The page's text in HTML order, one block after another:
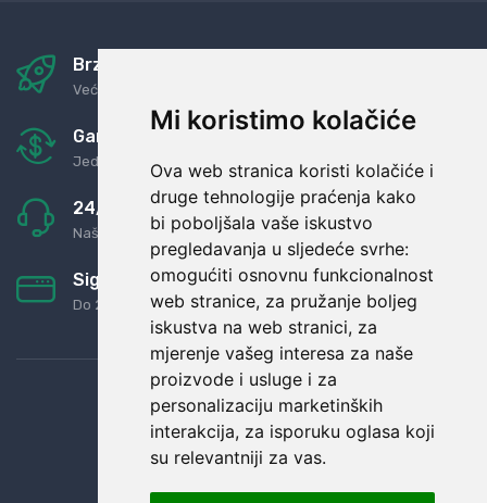
Mi koristimo kolačiće
Ova web stranica koristi kolačiće i
druge tehnologije praćenja kako
bi poboljšala vaše iskustvo
pregledavanja u sljedeće svrhe:
omogućiti osnovnu funkcionalnost
web stranice, za pružanje boljeg
iskustva na web stranici, za
mjerenje vašeg interesa za naše
proizvode i usluge i za
personalizaciju marketinških
interakcija, za isporuku oglasa koji
su relevantniji za vas.
Brza i sigurna dostava
Već za nekoliko dana kod vas
Garancija u povrat novaca
Jednostavno pravilo: Roba za novac
24/7 odlična podrška
Naši agenti uvijek na raspolaganju
Sigurno obročno plaćanje
Do 24 rata bez kamata